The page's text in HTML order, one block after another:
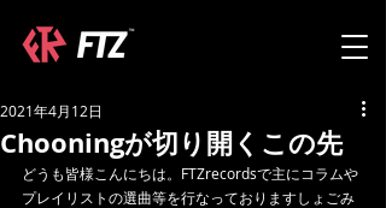
Chooningが切り開くこの先
2021年4月12日
どうも皆様こんにちは。FTZrecordsで主にコラムや
プレイリストの選曲等を行なっておりますしょごみ